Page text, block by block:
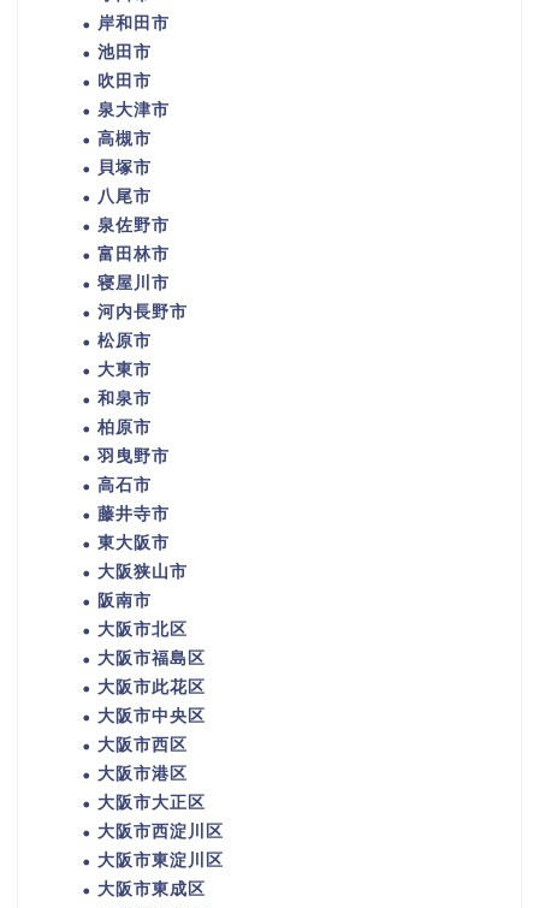
岸和田市
池田市
吹田市
泉大津市
高槻市
貝塚市
八尾市
泉佐野市
富田林市
寝屋川市
河内長野市
松原市
大東市
和泉市
柏原市
羽曳野市
高石市
藤井寺市
東大阪市
大阪狭山市
阪南市
大阪市北区
大阪市福島区
大阪市此花区
大阪市中央区
大阪市西区
大阪市港区
大阪市大正区
大阪市西淀川区
大阪市東淀川区
大阪市東成区